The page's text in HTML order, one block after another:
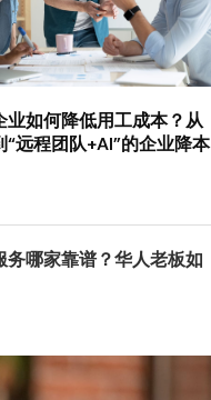
业如何降低用工成本？从
“远程团队+AI”的企业降本
务哪家靠谱？华人老板如